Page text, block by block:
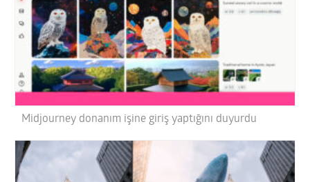
Midjourney donanım işine giriş yaptığını duyurdu